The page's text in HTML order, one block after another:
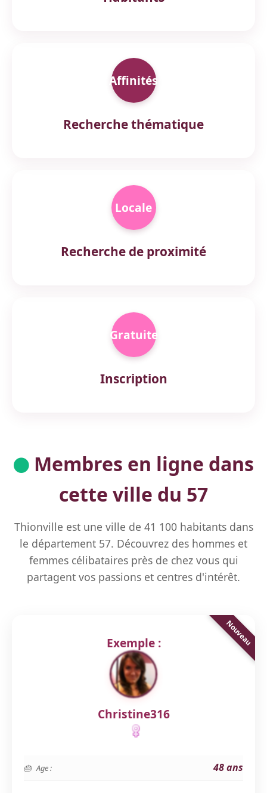
Affinités
Recherche thématique
Locale
Recherche de proximité
Gratuite
Inscription
Membres en ligne dans
cette ville du 57
Thionville est une ville de 41 100 habitants dans
le département 57. Découvrez des hommes et
femmes célibataires près de chez vous qui
partagent vos passions et centres d'intérêt.
Exemple :
Christine316
Age : 48 ans